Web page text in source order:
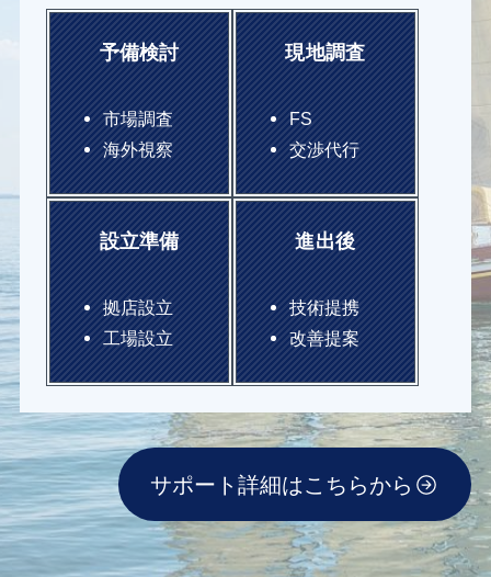
予備検討
市場調査
海外視察
現地調査
FS
交渉代行
設立準備
拠店設立
工場設立
進出後
技術提携
改善提案
サポート詳細はこちらから